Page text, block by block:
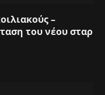
–
του νέου σταρ